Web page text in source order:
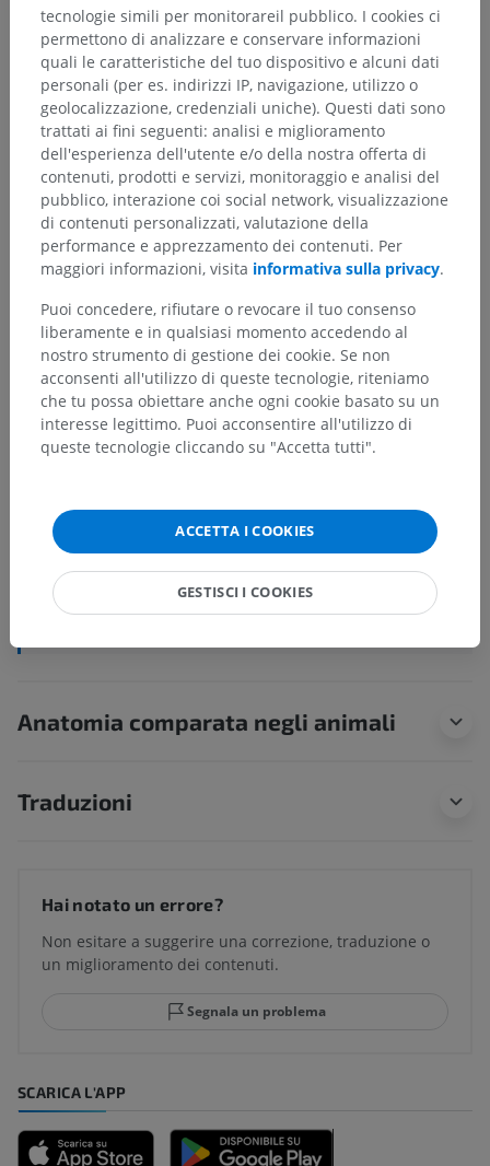
Gerarchia anatomica
Anatomia umana 2
Anatomia umana 1
Anatomia generale > Piani, line e regioni>
Regioni del corpo umano>
Regioni dell'arto superiore
Strutture sottostanti:
Regione del braccio
Regione del gomito
Regione dell'avambraccio
Regione della mano
Anatomia comparata negli animali
Traduzioni
Hai notato un errore?
Non esitare a suggerire una correzione, traduzione o
un miglioramento dei contenuti.
Segnala un problema
SCARICA L'APP
tecnologie simili per monitorareil pubblico. I cookies ci
permettono di analizzare e conservare informazioni
quali le caratteristiche del tuo dispositivo e alcuni dati
personali (per es. indirizzi IP, navigazione, utilizzo o
geolocalizzazione, credenziali uniche). Questi dati sono
trattati ai fini seguenti: analisi e miglioramento
dell'esperienza dell'utente e/o della nostra offerta di
contenuti, prodotti e servizi, monitoraggio e analisi del
pubblico, interazione coi social network, visualizzazione
di contenuti personalizzati, valutazione della
performance e apprezzamento dei contenuti. Per
maggiori informazioni, visita informativa sulla privacy.
Puoi concedere, rifiutare o revocare il tuo consenso
liberamente e in qualsiasi momento accedendo al
nostro strumento di gestione dei cookie. Se non
acconsenti all'utilizzo di queste tecnologie, riteniamo
che tu possa obiettare anche ogni cookie basato su un
interesse legittimo. Puoi acconsentire all'utilizzo di
queste tecnologie cliccando su "Accetta tutti".
ACCETTA I COOKIES
GESTISCI I COOKIES